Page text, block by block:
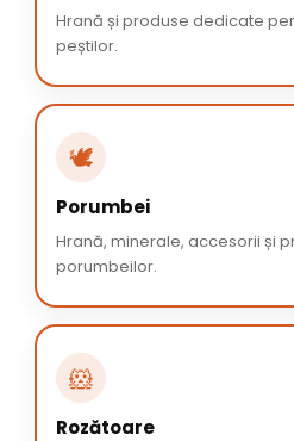
Hrană și produse dedicate
peștilor.
🕊️
Porumbei
Hrană, minerale, accesorii și
porumbeilor.
🐹
Rozătoare